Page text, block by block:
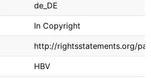
de_DE
In Copyright
http://rightsstatements.org/
HBV